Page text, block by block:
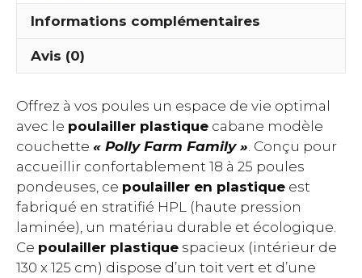
Informations complémentaires
Avis (0)
Offrez à vos poules un espace de vie optimal
avec le poulailler plastique cabane modèle
couchette « Polly Farm Family » . Conçu pour
accueillir confortablement 18 à 25 poules
pondeuses, ce poulailler en plastique est
fabriqué en stratifié HPL (haute pression
laminée), un matériau durable et écologique.
Ce poulailler plastique spacieux (intérieur de
130 x 125 cm) dispose d’un toit vert et d’une